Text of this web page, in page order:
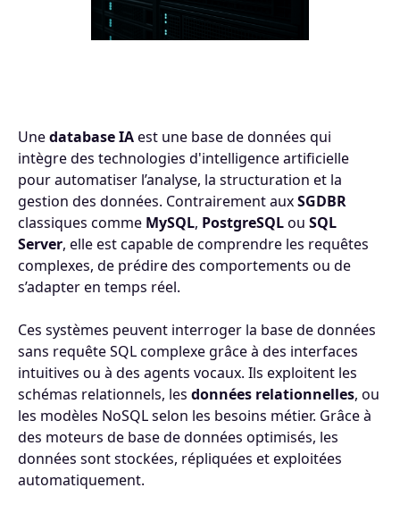
Unedatabase IAest une base de données qui
intègre des technologies d'intelligence artificielle
pour automatiser l’analyse, la structuration et la
gestion des données. Contrairement auxSGDBR
classiques comme MySQL, PostgreSQLou SQL
Server, elle est capable de comprendre les requêtes
complexes, de prédire des comportements ou de
s’adapter en temps réel.
Ces systèmes peuvent interroger la base de données
sans requête SQL complexe grâce à des interfaces
intuitives ou à des agents vocaux. Ils exploitent les
schémas relationnels, les données relationnelles, ou
les modèles NoSQL selon les besoins métier. Grâce à
des moteurs de base de données optimisés, les
données sont stockées, répliquées et exploitées
automatiquement.